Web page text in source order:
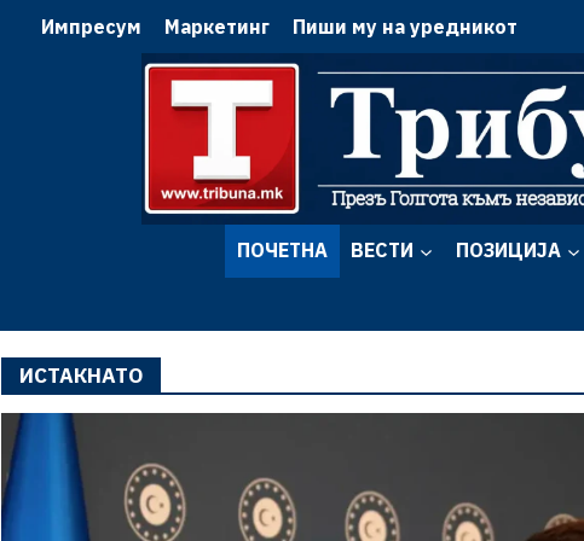
Импресум Маркетинг Пиши му на уредникот
ПОЧЕТНА ВЕСТИ ПОЗИЦИЈА
ИСТАКНАТО